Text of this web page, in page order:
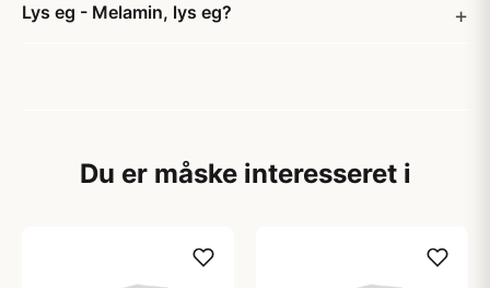
Lys eg - Melamin, lys eg?
Du er måske interesseret i